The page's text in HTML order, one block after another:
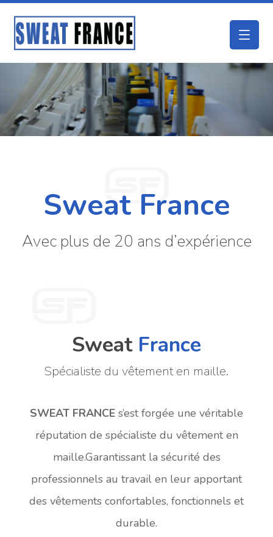
Sweat France
Avec plus de 20 ans d’expérience
Sweat France
Spécialiste du vêtement en maille.
SWEAT FRANCE s’est forgée une véritable
réputation de spécialiste du vêtement en
maille.Garantissant la sécurité des
professionnels au travail en leur apportant
des vêtements confortables, fonctionnels et
durable.